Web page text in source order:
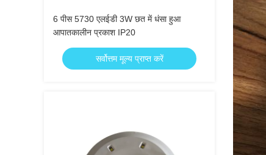
6 पीस 5730 एलईडी 3W छत में धंसा हुआ
आपातकालीन प्रकाश IP20
सर्वोत्तम मूल्य प्राप्त करें